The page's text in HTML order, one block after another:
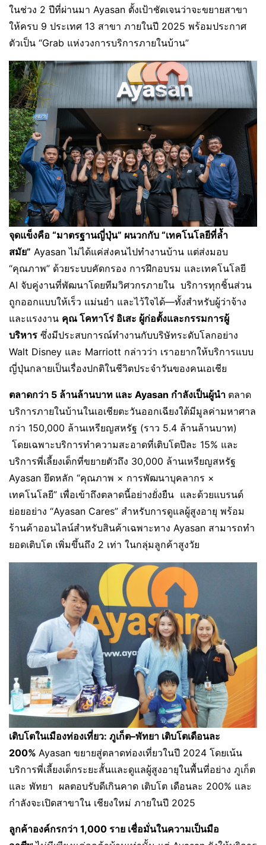
ในช่วง 2 ปีที่ผ่านมา Ayasan ตั้งเป้าชัดเจนว่าจะขยายสาขา
ให้ครบ 9 ประเทศ 13 สาขา ภายในปี 2025 พร้อมประกาศ
ตัวเป็น “Grab แห่งวงการบริการภายในบ้าน”
จุดแข็งคือ “มาตรฐานญี่ปุ่น” ผนวกกับ “เทคโนโลยีที่ล้ำ
สมัย” Ayasan ไม่ได้แค่ส่งคนไปทำงานบ้าน แต่ส่งมอบ
“คุณภาพ” ด้วยระบบคัดกรอง การฝึกอบรม และเทคโนโลยี
AI จับคู่งานที่พัฒนาโดยทีมวิศวกรภายใน บริการทุกชิ้นส่วน
ถูกออกแบบให้เร็ว แม่นยำ และไว้ใจได้—ทั้งสำหรับผู้ว่าจ้าง
และแรงงาน คุณ โคทาโร่ อิเสะ ผู้ก่อตั้งและกรรมการผู้
บริหาร ซึ่งมีประสบการณ์ทำงานกับบริษัทระดับโลกอย่าง
Walt Disney และ Marriott กล่าวว่า เราอยากให้บริการแบบ
ญี่ปุ่นกลายเป็นเรื่องปกติในชีวิตประจำวันของคนเอเชีย
ตลาดกว่า 5 ล้านล้านบาท และ Ayasan กำลังเป็นผู้นำ ตลาด
บริการภายในบ้านในเอเชียตะวันออกเฉียงใต้มีมูลค่ามหาศาล
กว่า 150,000 ล้านเหรียญสหรัฐ (ราว 5.4 ล้านล้านบาท)
โดยเฉพาะบริการทำความสะอาดที่เติบโตปีละ 15% และ
บริการพี่เลี้ยงเด็กที่ขยายตัวถึง 30,000 ล้านเหรียญสหรัฐ
Ayasan ยึดหลัก “คุณภาพ × การพัฒนาบุคลากร ×
เทคโนโลยี” เพื่อเข้าถึงตลาดนี้อย่างยั่งยืน และด้วยแบรนด์
ย่อยอย่าง “Ayasan Cares” สำหรับการดูแลผู้สูงอายุ พร้อม
ร้านค้าออนไลน์สำหรับสินค้าเฉพาะทาง Ayasan สามารถทำ
ยอดเติบโต เพิ่มขึ้นถึง 2 เท่า ในกลุ่มลูกค้าสูงวัย
เติบโตในเมืองท่องเที่ยว: ภูเก็ต–พัทยา เติบโตเดือนละ
200% Ayasan ขยายสู่ตลาดท่องเที่ยวในปี 2024 โดยเน้น
บริการพี่เลี้ยงเด็กระยะสั้นและดูแลผู้สูงอายุในพื้นที่อย่าง ภูเก็ต
และ พัทยา ผลตอบรับดีเกินคาด เติบโต เดือนละ 200% และ
กำลังจะเปิดสาขาใน เชียงใหม่ ภายในปี 2025
ลูกค้าองค์กรกว่า 1,000 ราย เชื่อมั่นในความเป็นมือ